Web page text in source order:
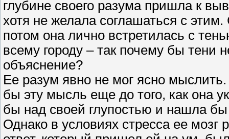
глубине своего разума пришла к
хотя не желала соглашаться с
потом она лично встретилась с
всему городу – так почему бы
объяснение?
Ее разум явно не мог ясно
бы эту мысль еще до того, как она
бы над своей глупостью и нашла бы
Однако в условиях стресса ее